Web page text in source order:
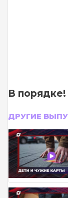
В порядке!
ДРУГИЕ